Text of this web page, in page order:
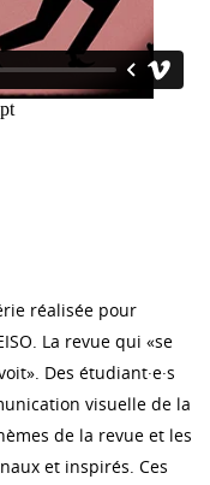
réalisée pour
La revue qui «se
Des étudiant·e·s
visuelle de la
de la revue et les
et inspirés. Ces